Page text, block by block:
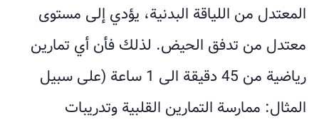
المعتدل من اللياقة البدنية، يؤدي إلى مستوى
معتدل من تدفق الحيض. لذلك فأن أي تمارين
رياضية من 45 دقيقة الى 1 ساعة (على سبيل
المثال: ممارسة التمارين القلبية وتدريبات